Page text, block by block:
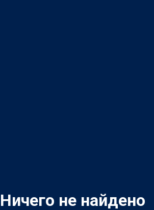
Ничего не найдено